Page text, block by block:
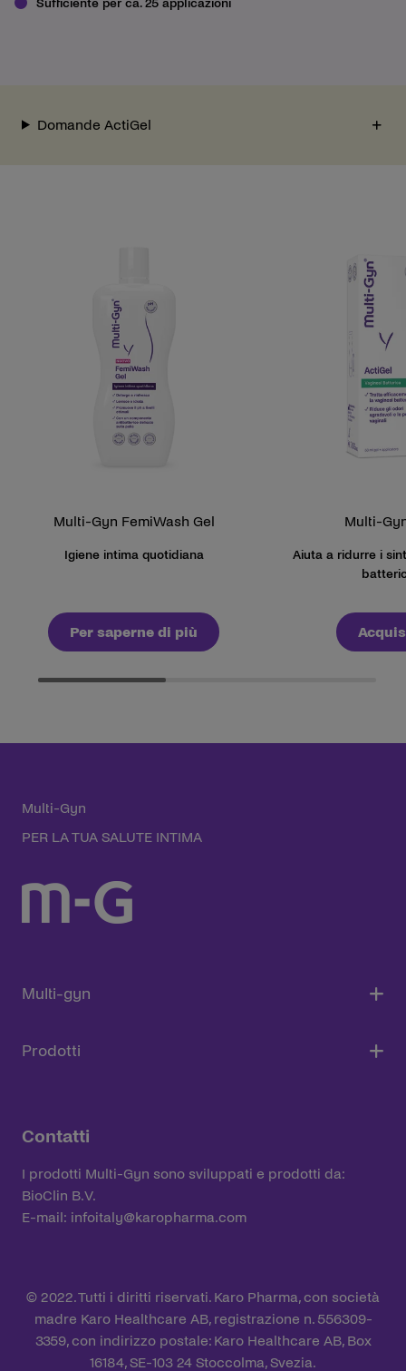
Sufficiente per ca. 25 applicazioni
Domande ActiGel
Multi-Gyn FemiWash Gel
Igiene intima quotidiana
Per saperne di più
Multi-
Aiuta a ridurre i
Multi-Gyn
PER LA TUA SALUTE INTIMA
Multi-gyn
Prodotti
Contatti
I prodotti Multi-Gyn sono sviluppati e prodotti da:
BioClin B.V.
E-mail: infoitaly@karopharma.com
© 2022. Tutti i diritti riservati. Karo Pharma, con società
madre Karo Healthcare AB, registrazione n. 556309-
3359, con indirizzo postale: Karo Healthcare AB, Box
16184, SE-103 24 Stoccolma, Svezia.